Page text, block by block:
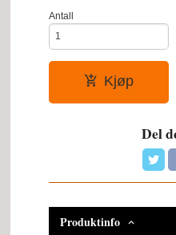
Antall
Kjøp
Del
Produktinfo